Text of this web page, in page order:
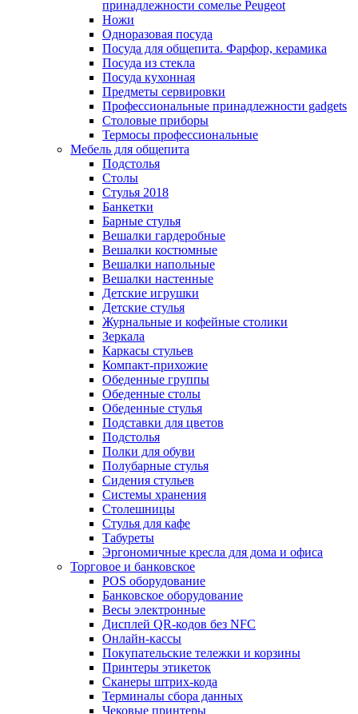
принадлежности сомелье Peugeot
Ножи
Одноразовая посуда
Посуда для общепита. Фарфор, керамика
Посуда из стекла
Посуда кухонная
Предметы сервировки
Профессиональные принадлежности gadgets
Столовые приборы
Термосы профессиональные
Мебель для общепита
Подстолья
Столы
Стулья 2018
Банкетки
Барные стулья
Вешалки гардеробные
Вешалки костюмные
Вешалки напольные
Вешалки настенные
Детские игрушки
Детские стулья
Журнальные и кофейные столики
Зеркала
Каркасы стульев
Компакт-прихожие
Обеденные группы
Обеденные столы
Обеденные стулья
Подставки для цветов
Подстолья
Полки для обуви
Полубарные стулья
Сидения стульев
Системы хранения
Столешницы
Стулья для кафе
Табуреты
Эргономичные кресла для дома и офиса
Торговое и банковское
POS оборудование
Банковское оборудование
Весы электронные
Дисплей QR-кодов без NFC
Онлайн-кассы
Покупательские тележки и корзины
Принтеры этикеток
Сканеры штрих-кода
Терминалы сбора данных
Чековые принтеры